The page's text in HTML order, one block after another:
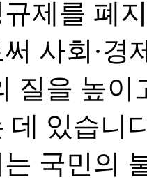
제를 폐
사회·경
질을 높
데 있습니
국민의